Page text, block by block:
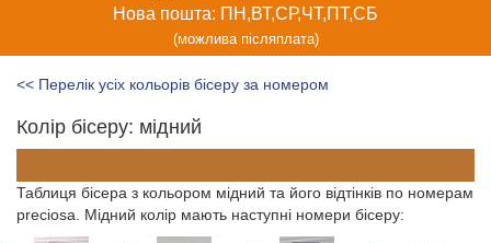
Нова пошта: ПН,ВТ,СР,ЧТ,ПТ,СБ
(можлива післяплата)
<< Перелік усіх кольорів бісеру за номером
Колір бісеру: мідний
Таблиця бісера з кольором мідний та його відтінків по номерам
preciosa. Мідний колір мають наступні номери бісеру: